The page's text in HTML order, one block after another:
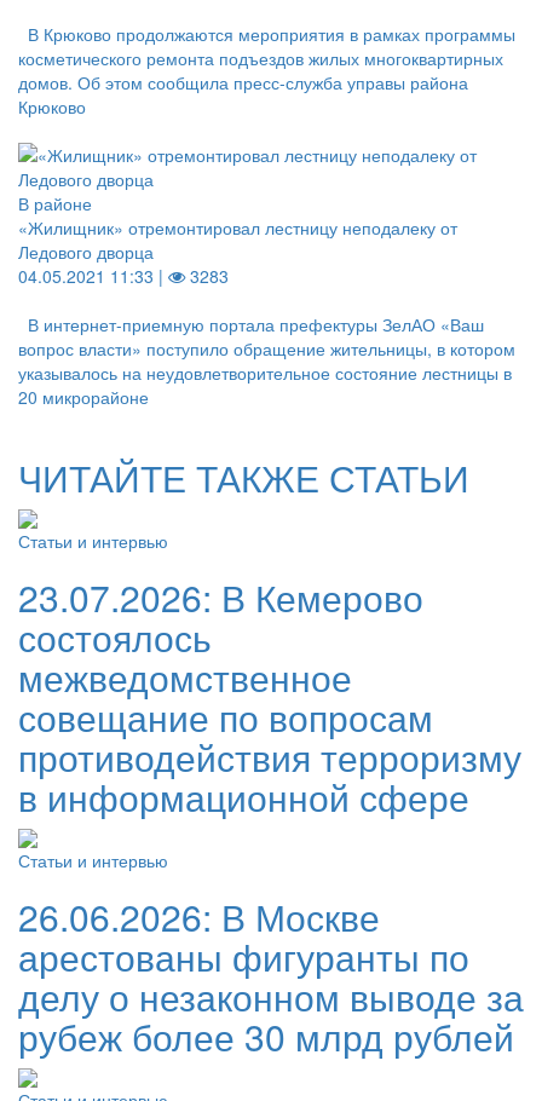
В Крюково продолжаются мероприятия в рамках программы
косметического ремонта подъездов жилых многоквартирных
домов. Об этом сообщила пресс-служба управы района
Крюково
В районе
«Жилищник» отремонтировал лестницу неподалеку от
Ледового дворца
04.05.2021 11:33 |
3283
В интернет-приемную портала префектуры ЗелАО «Ваш
вопрос власти» поступило обращение жительницы, в котором
указывалось на неудовлетворительное состояние лестницы в
20 микрорайоне
ЧИТАЙТЕ ТАКЖЕ СТАТЬИ
Статьи и интервью
23.07.2026: В Кемерово
состоялось
межведомственное
совещание по вопросам
противодействия терроризму
в информационной сфере
Статьи и интервью
26.06.2026: В Москве
арестованы фигуранты по
делу о незаконном выводе за
рубеж более 30 млрд рублей